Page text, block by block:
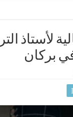
لأستاذ
بركان